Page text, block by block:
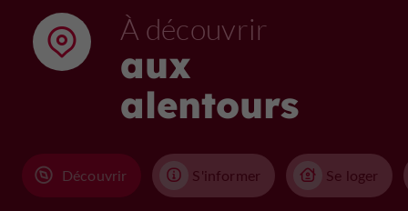
À découvrir
aux
alentours
Découvrir S'informer Se loger